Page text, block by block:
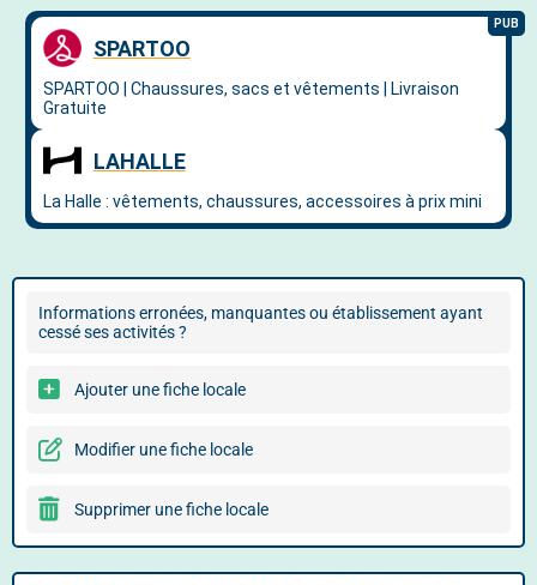
Informations erronées, manquantes ou établissement ayant
cessé ses activités ?
Ajouter une fiche locale
Modifier une fiche locale
Supprimer une fiche locale